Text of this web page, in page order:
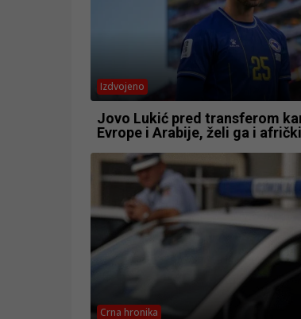
Izdvojeno
Jovo Lukić pred transferom
Evrope i Arabije, želi ga i
Crna hronika